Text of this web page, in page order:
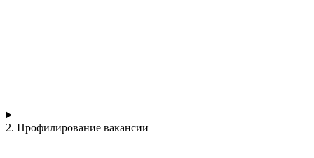
2. Профилирование вакансии